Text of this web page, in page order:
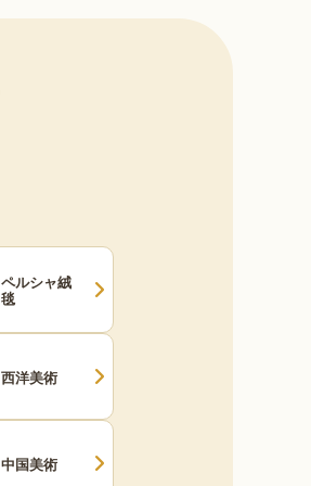
ペルシャ絨
毯
西洋美術
中国美術